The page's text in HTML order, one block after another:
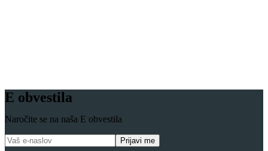
E obvestila
Naročite se na naša E obvestila